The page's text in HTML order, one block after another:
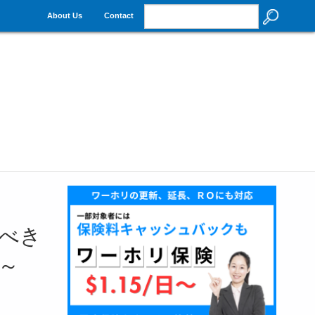
About Us Contact
き